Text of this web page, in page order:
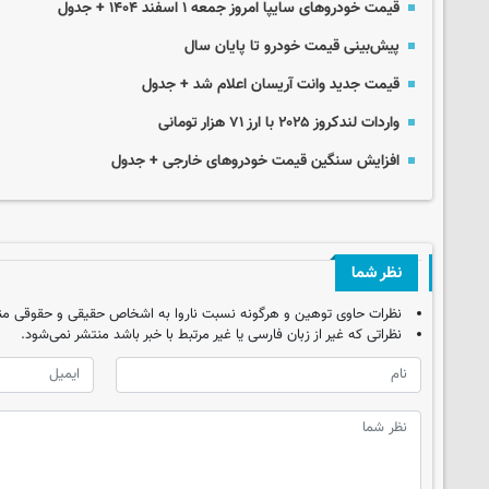
قیمت خودروهای سایپا امروز جمعه ۱ اسفند ۱۴۰۴ + جدول
پیش‌بینی قیمت خودرو تا پایان سال
قیمت جدید وانت آریسان اعلام شد + جدول
واردات لندکروز ۲۰۲۵ با ارز ۷۱ هزار تومانی
افزایش سنگین قیمت‌ خودروهای خارجی + جدول
نظر شما
نظرات حاوی توهین و هرگونه نسبت ناروا به اشخاص حقیقی و حقوقی
نظراتی که غیر از زبان فارسی یا غیر مرتبط با خبر باشد منتشر نمی‌شود.